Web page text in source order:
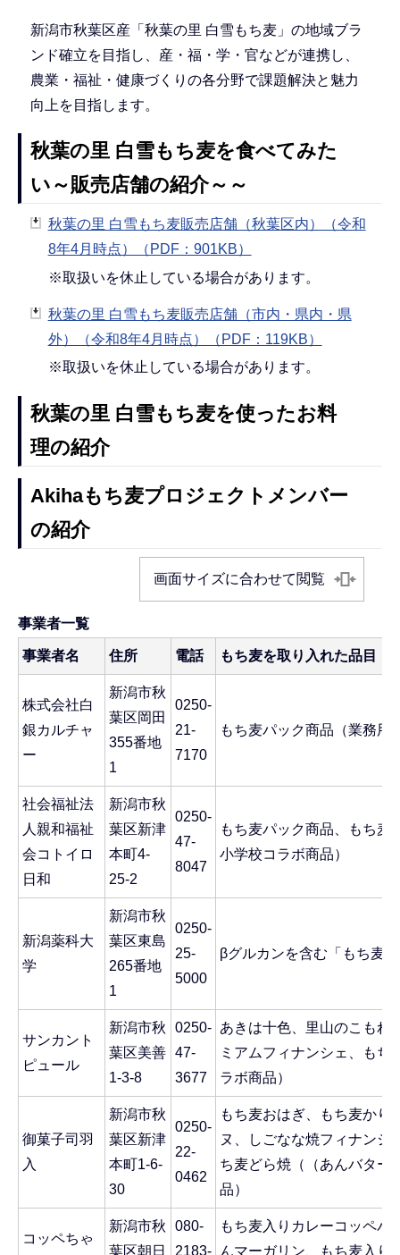
新潟市秋葉区産「秋葉の里 白雪もち麦」の地域ブラ
ンド確立を目指し、産・福・学・官などが連携し、
農業・福祉・健康づくりの各分野で課題解決と魅力
向上を目指します。
秋葉の里 白雪もち麦を食べてみた
い～販売店舗の紹介～～
秋葉の里 白雪もち麦販売店舗（秋葉区内）（令和
8年4月時点）（PDF：901KB）
※取扱いを休止している場合があります。
秋葉の里 白雪もち麦販売店舗（市内・県内・県
外）（令和8年4月時点）（PDF：119KB）
※取扱いを休止している場合があります。
秋葉の里 白雪もち麦を使ったお料
理の紹介
Akihaもち麦プロジェクトメンバー
の紹介
画面サイズに合わせて閲覧
事業者一覧
事業者名 住所 電話 もち麦を取り入れた品目
株式会社白
銀カルチャ
ー
新潟市秋
葉区岡田
355番地
1
0250-
21-
7170
もち麦パック商品（業務用
社会福祉法
人親和福祉
会コトイロ
日和
新潟市秋
葉区新津
本町4-
25-2
0250-
47-
8047
もち麦パック商品、もち麦
小学校コラボ商品）
新潟薬科大
学
新潟市秋
葉区東島
265番地
1
0250-
25-
5000
βグルカンを含む「もち麦
サンカント
ピュール
新潟市秋
葉区美善
1-3-8
0250-
47-
3677
あきは十色、里山のこもれ
ミアムフィナンシェ、もち
ラボ商品）
御菓子司羽
入
新潟市秋
葉区新津
本町1-6-
30
0250-
22-
0462
もち麦おはぎ、もち麦かり
ヌ、しごなな焼フィナンシ
ち麦どら焼（（あんバター
品）
コッペちゃ
新潟市秋
葉区朝日
080-
2183-
もち麦入りカレーコッペパ
んマーガリン、もち麦入り